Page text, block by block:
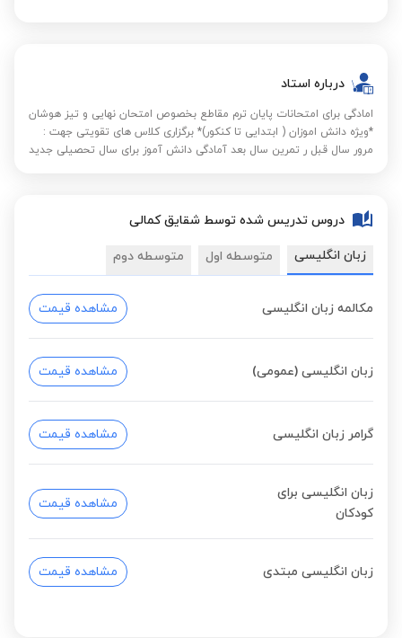
درباره استاد
امادگی برای امتحانات پایان ترم مقاطع بخصوص امتحان نهایی و تیز هوشان
*ویژه دانش اموزان ( ابتدایی تا کنکور)* برگزاری کلاس های تقویتی جهت :
مرور سال قبل ر تمرین سال بعد آمادگی دانش آموز برای سال تحصیلی جدید
دروس تدریس شده توسط شقایق کمالی
زبان انگلیسی متوسطه اول متوسطه دوم
مکالمه زبان انگلیسی مشاهده قیمت
زبان انگلیسی (عمومی) مشاهده قیمت
گرامر زبان انگلیسی مشاهده قیمت
زبان انگلیسی برای
کودکان
مشاهده قیمت
زبان انگلیسی مبتدی مشاهده قیمت